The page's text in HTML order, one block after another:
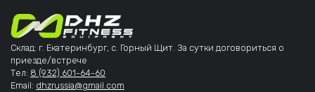
Склад: г. Екатеринбург, с. Горный Щит. За сутки договориться о
приезде/встрече
Тел: 8 (932) 601-64-60
Email: dhzrussia@gmail.com